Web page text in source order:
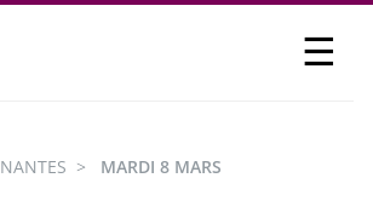
☰
PARTICIPER
NANTES MARDI 8 MARS